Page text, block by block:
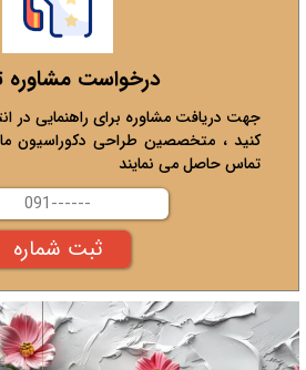
درخواست مشاوره
جهت دریافت مشاوره برای راهنمایی در
کنید ، متخصصین طراحی دکوراسیون
تماس حاصل می نمایند